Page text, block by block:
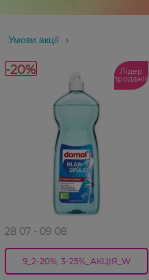
Умови акції
-20% Лідер
продажів
28 07 - 09 08
9_2-20%, 3-25%_АКЦІЯ_W